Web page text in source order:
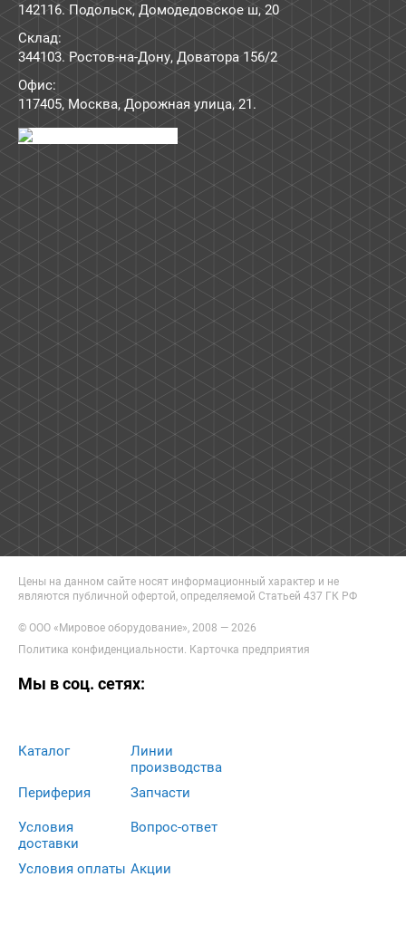
142116. Подольск, Домодедовское ш, 20
Склад:
344103. Ростов-на-Дону, Доватора 156/2
Офис:
117405, Москва, Дорожная улица, 21.
Цены на данном сайте носят информационный характер и не
являются публичной офертой, определяемой Статьей 437 ГК РФ
© ООО «Мировое оборудование», 2008 — 2026
Политика конфиденциальности Карточка предприятия
Мы в соц. сетях:
Каталог
Периферия
Линии
производства
Запчасти
Условия
доставки
Условия оплаты
Вопрос-ответ
Акции